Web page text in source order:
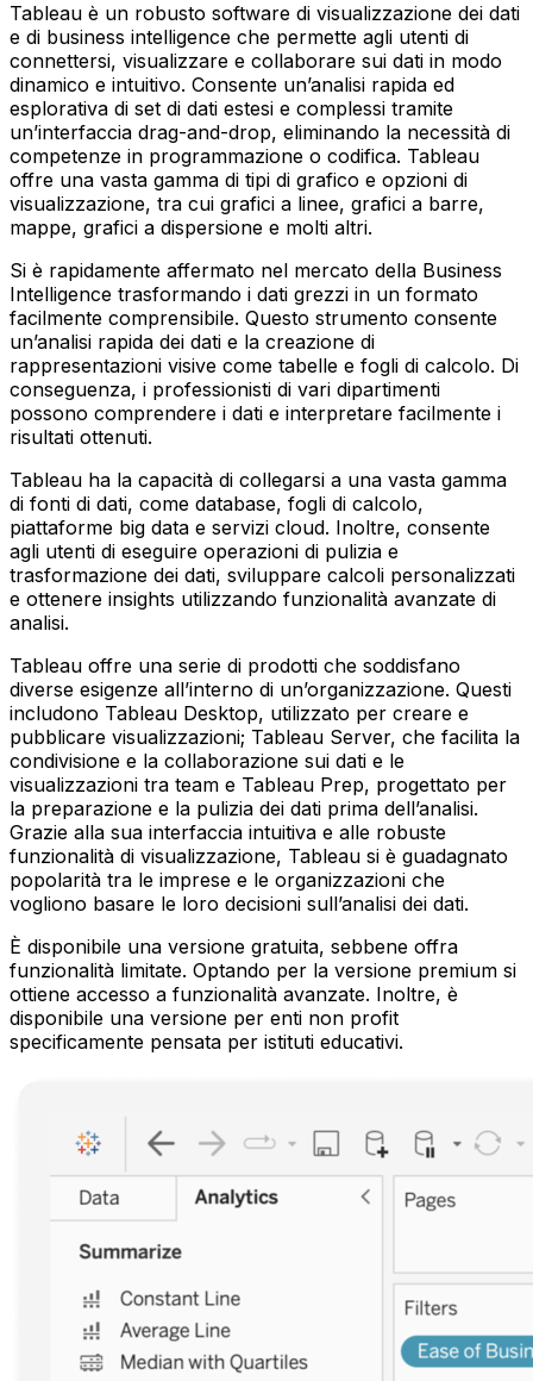
Tableau è un robusto software di visualizzazione dei dati
e di business intelligence che permette agli utenti di
connettersi, visualizzare e collaborare sui dati in modo
dinamico e intuitivo. Consente un’analisi rapida ed
esplorativa di set di dati estesi e complessi tramite
un’interfaccia drag-and-drop, eliminando la necessità di
competenze in programmazione o codifica. Tableau
offre una vasta gamma di tipi di grafico e opzioni di
visualizzazione, tra cui grafici a linee, grafici a barre,
mappe, grafici a dispersione e molti altri.
Si è rapidamente affermato nel mercato della Business
Intelligence trasformando i dati grezzi in un formato
facilmente comprensibile. Questo strumento consente
un’analisi rapida dei dati e la creazione di
rappresentazioni visive come tabelle e fogli di calcolo. Di
conseguenza, i professionisti di vari dipartimenti
possono comprendere i dati e interpretare facilmente i
risultati ottenuti.
Tableau ha la capacità di collegarsi a una vasta gamma
di fonti di dati, come database, fogli di calcolo,
piattaforme big data e servizi cloud. Inoltre, consente
agli utenti di eseguire operazioni di pulizia e
trasformazione dei dati, sviluppare calcoli personalizzati
e ottenere insights utilizzando funzionalità avanzate di
analisi.
Tableau offre una serie di prodotti che soddisfano
diverse esigenze all’interno di un’organizzazione. Questi
includono Tableau Desktop, utilizzato per creare e
pubblicare visualizzazioni; Tableau Server, che facilita la
condivisione e la collaborazione sui dati e le
visualizzazioni tra team e Tableau Prep, progettato per
la preparazione e la pulizia dei dati prima dell’analisi.
Grazie alla sua interfaccia intuitiva e alle robuste
funzionalità di visualizzazione, Tableau si è guadagnato
popolarità tra le imprese e le organizzazioni che
vogliono basare le loro decisioni sull’analisi dei dati.
È disponibile una versione gratuita, sebbene offra
funzionalità limitate. Optando per la versione premium si
ottiene accesso a funzionalità avanzate. Inoltre, è
disponibile una versione per enti non profit
specificamente pensata per istituti educativi.